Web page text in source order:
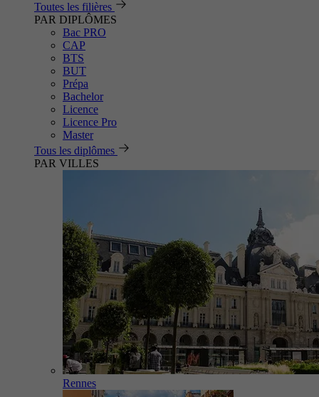
Toutes les filières
PAR DIPLÔMES
Bac PRO
CAP
BTS
BUT
Prépa
Bachelor
Licence
Licence Pro
Master
Tous les diplômes
PAR VILLES
Rennes